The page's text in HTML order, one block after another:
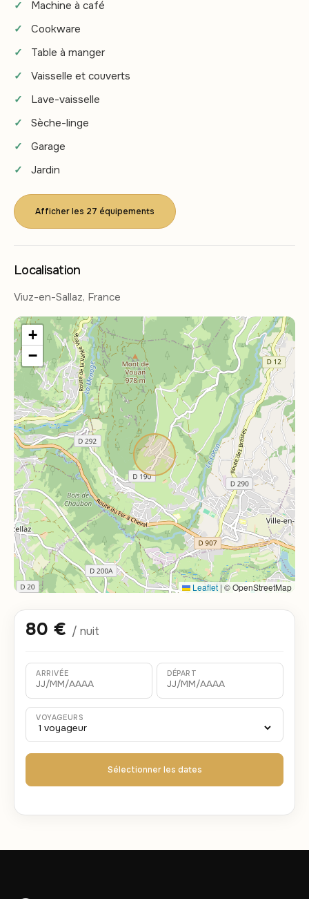
Machine à café
Cookware
Table à manger
Vaisselle et couverts
Lave-vaisselle
Sèche-linge
Garage
Jardin
Afficher les 27 équipements
Localisation
Viuz-en-Sallaz, France
+
−
Leaflet | © OpenStreetMap
80 € / nuit
ARRIVÉE DÉPART
VOYAGEURS
Sélectionner les dates